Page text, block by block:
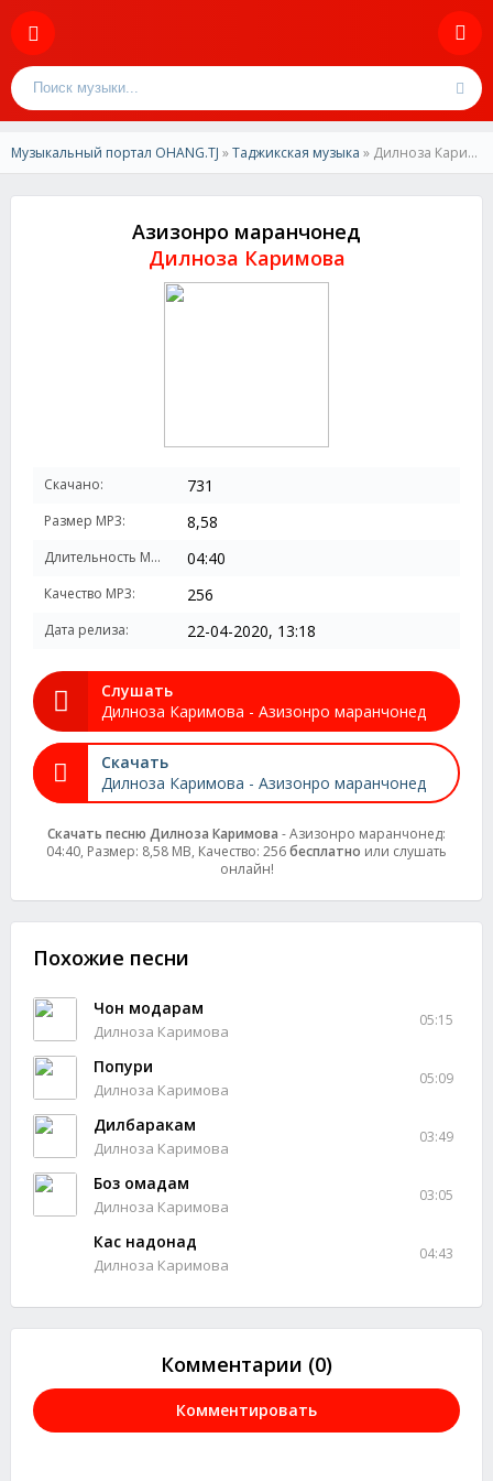
Музыкальный портал OHANG.TJ »Таджикская музыка » Дилноза Каримова-Азизонро маранчонед
Азизонро маранчонед
Дилноза Каримова
Скачано: 731
Размер MP3: 8,58
Длительность MP3: 04:40
Качество MP3: 256
Дата релиза: 22-04-2020, 13:18
Слушать
Дилноза Каримова - Азизонро маранчонед
Скачать
Дилноза Каримова - Азизонро маранчонед
Скачать песню Дилноза Каримова - Азизонро маранчонед:
04:40, Размер: 8,58 MB, Качество: 256бесплатно или слушать
онлайн!
Похожие песни
Чон модарам
Дилноза Каримова
05:15
Попури
Дилноза Каримова
05:09
Дилбаракам
Дилноза Каримова
03:49
Боз омадам
Дилноза Каримова
03:05
Кас надонад
Дилноза Каримова
04:43
Комментарии (0)
Комментировать